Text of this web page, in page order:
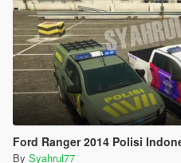
Ford Ranger 2014 Polisi
By Syahrul77